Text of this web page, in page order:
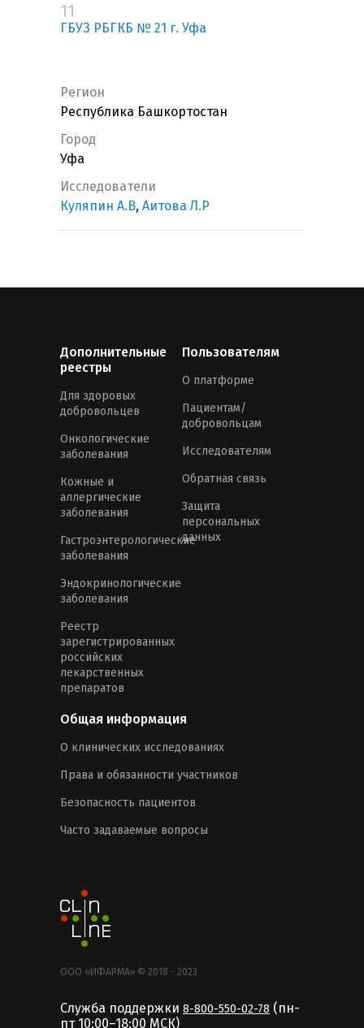
11
ГБУЗ РБГКБ № 21 г. Уфа
Регион
Республика Башкортостан
Город
Уфа
Исследователи
Куляпин А.В, Аитова Л.Р
Дополнительные
реестры
Для здоровых
добровольцев
Онкологические
заболевания
Кожные и
аллергические
заболевания
Гастроэнтерологические
заболевания
Эндокринологические
заболевания
Реестр
зарегистрированных
российских
лекарственных
препаратов
Пользователям
О платформе
Пациентам/
добровольцам
Исследователям
Обратная связь
Защита
персональных
данных
Общая информация
О клинических исследованиях
Права и обязанности участников
Безопасность пациентов
Часто задаваемые вопросы
ООО «ИФАРМА» © 2018 - 2023
Служба поддержки 8-800-550-02-78 (пн-
пт 10:00–18:00 MCК)